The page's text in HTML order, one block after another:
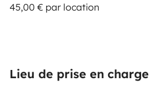
45,00 € par location
Lieu de prise en charge